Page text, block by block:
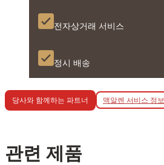
전자상거래 서비스
정시 배송
당사와 함께하는 파트너 맥알렌 서비스 정보
관련 제품